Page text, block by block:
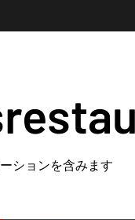
ションを含みます